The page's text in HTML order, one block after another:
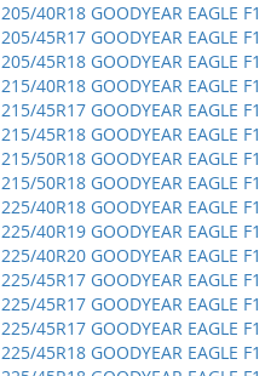
205/40R18 GOODYEAR EAGLE
205/45R17 GOODYEAR EAGLE
205/45R18 GOODYEAR EAGLE
215/40R18 GOODYEAR EAGLE
215/45R17 GOODYEAR EAGLE
215/45R18 GOODYEAR EAGLE
215/50R18 GOODYEAR EAGLE
215/50R18 GOODYEAR EAGLE
225/40R18 GOODYEAR EAGLE
225/40R19 GOODYEAR EAGLE
225/40R20 GOODYEAR EAGLE
225/45R17 GOODYEAR EAGLE
225/45R17 GOODYEAR EAGLE
225/45R17 GOODYEAR EAGLE
225/45R18 GOODYEAR EAGLE